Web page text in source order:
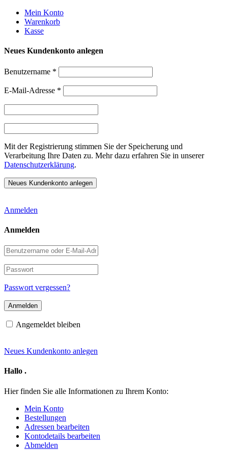
Weiter
zum
Inhalt
Mein Konto
Warenkorb
Kasse
Neues Kundenkonto anlegen
Benutzername *
E-Mail-Adresse *
Mit der Registrierung stimmen Sie der Speicherung und
Verarbeitung Ihre Daten zu. Mehr dazu erfahren Sie in unserer
Datenschutzerklärung.
Anmelden
Anmelden
Benutzername
oder
E-
Mail-
Adresse
Passwort
Passwort vergessen?
Angemeldet bleiben
Neues Kundenkonto anlegen
Hallo .
Hier finden Sie alle Informationen zu Ihrem Konto:
Mein Konto
Bestellungen
Adressen bearbeiten
Kontodetails bearbeiten
Abmelden